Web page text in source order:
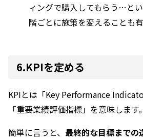
ィングで購入してもらう…と
階ごとに施策を変えることも有
6.KPIを定める
KPIとは「Key Performance
「重要業績評価指標」を意味します。
簡単に言うと、 最終的な目標までの